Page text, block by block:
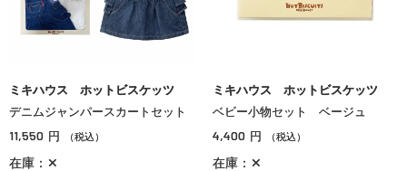
ミキハウス ホットビスケッツ
デニムジャンパースカートセット
11,550 円 （税込）
在庫：✕
ミキハウス ホットビスケッツ
ベビー小物セット ベージュ
4,400 円 （税込）
在庫：✕